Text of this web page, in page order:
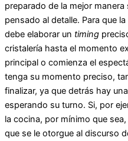
preparado de la mejor
pensado al detalle. Para que
debe elaborar un timing
cristalería hasta el momento
principal o comienza el
tenga su momento preciso,
finalizar, ya que detrás hay
esperando su turno. Si, por
la cocina, por mínimo que
que se le otorgue al discurso